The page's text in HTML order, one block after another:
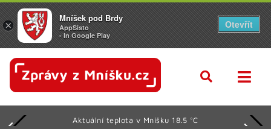
Aktuální teplota v Mníšku 18.5 °C
×
Mníšek pod Brdy
AppSisto
- In Google Play
Otevřít